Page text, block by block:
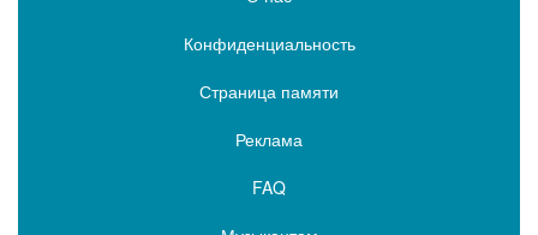
Конфиденциальность
Страница памяти
Реклама
FAQ